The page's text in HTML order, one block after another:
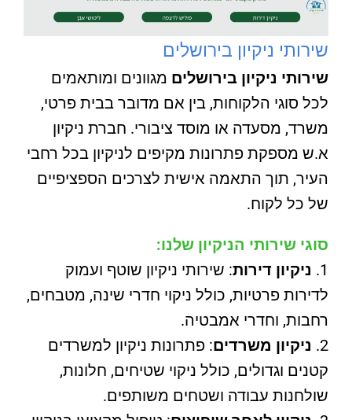
שירותי ניקיון בירושלים
שירותי ניקיון בירושלים מגוונים ומותאמים
לכל סוגי הלקוחות, בין אם מדובר בבית פרטי,
משרד, מסעדה או מוסד ציבורי. חברת ניקיון
א.ש מספקת פתרונות מקיפים לניקיון בכל רחבי
העיר, תוך התאמה אישית לצרכים הספציפיים
של כל לקוח.
סוגי שירותי הניקיון שלנו:
ניקיון דירות: שירותי ניקיון שוטף ועמוק
לדירות פרטיות, כולל ניקוי חדרי שינה, מטבחים,
רחבות, וחדרי אמבטיה.
ניקיון משרדים: פתרונות ניקיון למשרדים
קטנים וגדולים, כולל ניקוי שטיחים, חלונות,
שולחנות עבודה ושטחים משותפים.